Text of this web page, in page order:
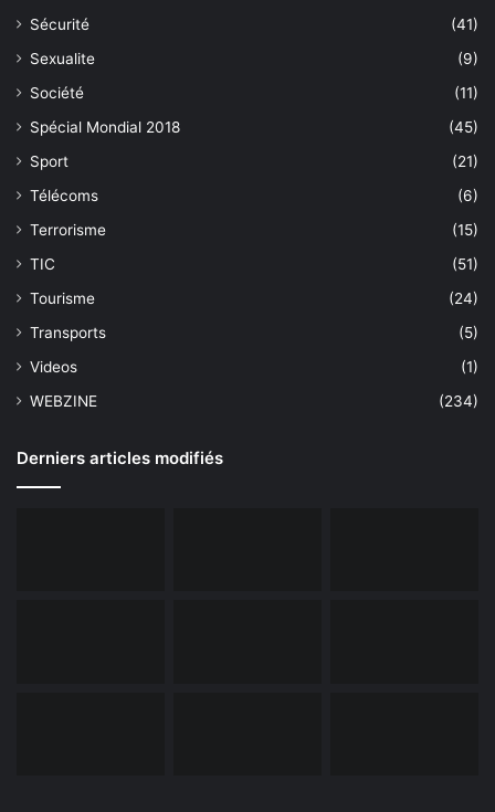
Sécurité
(41)
Sexualite
(9)
Société
(11)
Spécial Mondial 2018
(45)
Sport
(21)
Télécoms
(6)
Terrorisme
(15)
TIC
(51)
Tourisme
(24)
Transports
(5)
Videos
(1)
WEBZINE
(234)
Derniers articles modifiés